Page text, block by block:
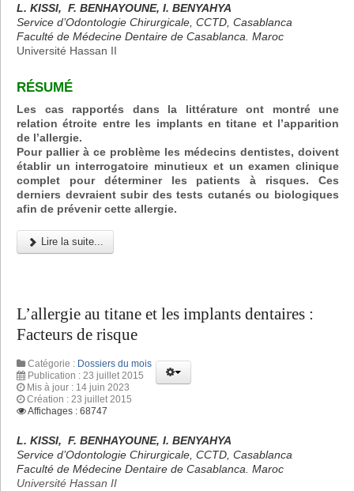
L. KISSI, F. BENHAYOUNE, I. BENYAHYA
Service d’Odontologie Chirurgicale, CCTD, Casablanca
Faculté de Médecine Dentaire de Casablanca. Maroc
Université Hassan II
RÉSUMÉ
Les cas rapportés dans la littérature ont montré une
relation étroite entre les implants en titane et l’apparition
de l’allergie.
Pour pallier à ce problème les médecins dentistes, doivent
établir un interrogatoire minutieux et un examen clinique
complet pour déterminer les patients à risques. Ces
derniers devraient subir des tests cutanés ou biologiques
afin de prévenir cette allergie.
Lire la suite...
L’allergie au titane et les implants dentaires :
Facteurs de risque
Catégorie : Dossiers du mois
Publication : 23 juillet 2015
Mis à jour : 14 juin 2023
Création : 23 juillet 2015
Affichages : 68747
L. KISSI, F. BENHAYOUNE, I. BENYAHYA
Service d’Odontologie Chirurgicale, CCTD, Casablanca
Faculté de Médecine Dentaire de Casablanca. Maroc
Université Hassan II